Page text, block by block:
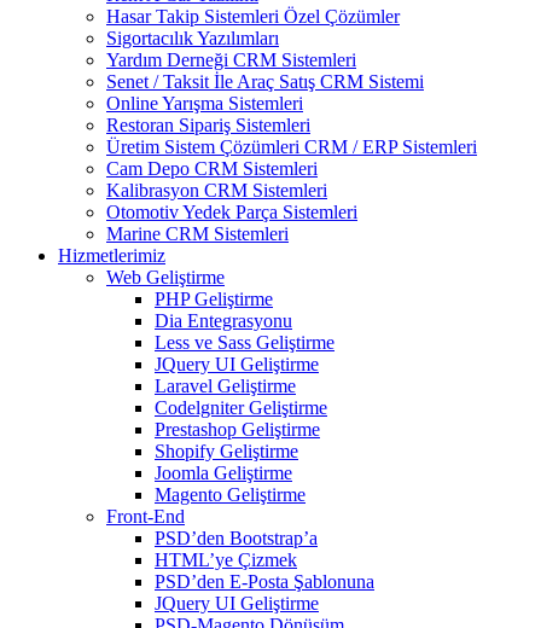
Hasar Takip Sistemleri Özel Çözümler
Sigortacılık Yazılımları
Yardım Derneği CRM Sistemleri
Senet / Taksit İle Araç Satış CRM Sistemi
Online Yarışma Sistemleri
Restoran Sipariş Sistemleri
Üretim Sistem Çözümleri CRM / ERP Sistemleri
Cam Depo CRM Sistemleri
Kalibrasyon CRM Sistemleri
Otomotiv Yedek Parça Sistemleri
Marine CRM Sistemleri
Hizmetlerimiz
Web Geliştirme
PHP Geliştirme
Dia Entegrasyonu
Less ve Sass Geliştirme
JQuery UI Geliştirme
Laravel Geliştirme
Codelgniter Geliştirme
Prestashop Geliştirme
Shopify Geliştirme
Joomla Geliştirme
Magento Geliştirme
Front-End
PSD’den Bootstrap’a
HTML’ye Çizmek
PSD’den E-Posta Şablonuna
JQuery UI Geliştirme